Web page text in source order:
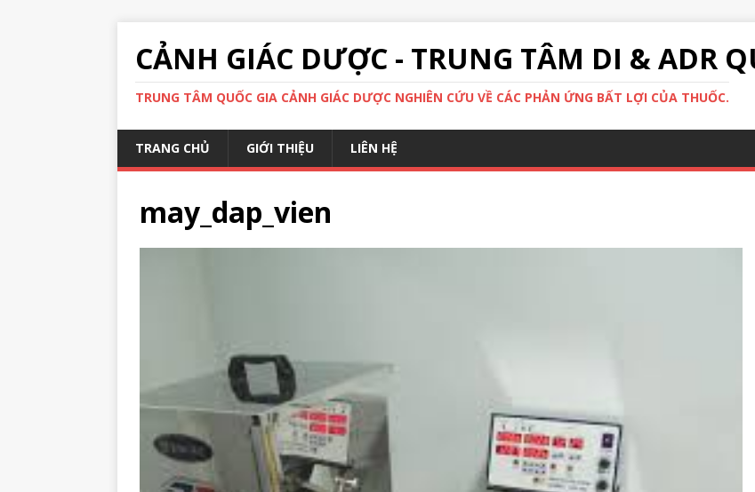
CẢNH GIÁC DƯỢC - TRUNG TÂM DI & ADR
TRUNG TÂM QUỐC GIA CẢNH GIÁC DƯỢC NGHIÊN CỨU VỀ CÁC PHẢN ỨNG BẤT LỢI CỦA THUỐC.
TRANG CHỦ GIỚI THIỆU LIÊN HỆ
may_dap_vien